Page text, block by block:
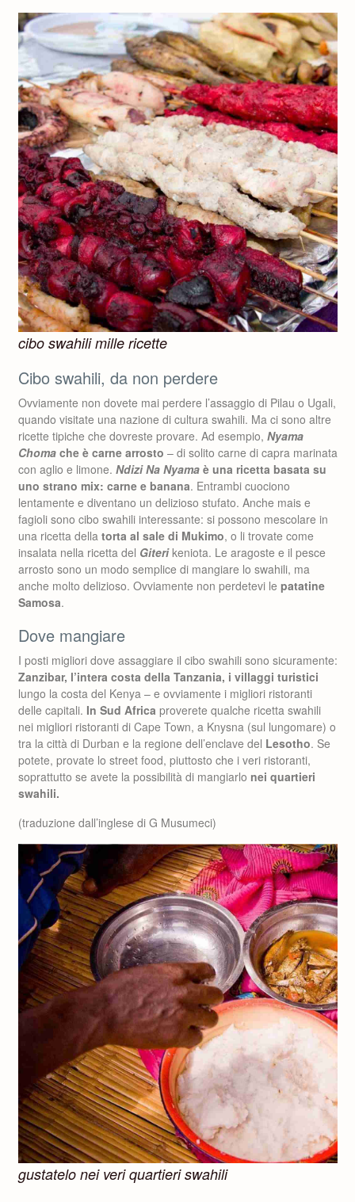
cibo swahili mille ricette
Cibo swahili, da non perdere
Ovviamente non dovete mai perdere l’assaggio di Pilau o Ugali,
quando visitate una nazione di cultura swahili. Ma ci sono altre
ricette tipiche che dovreste provare. Ad esempio, Nyama
Choma che è carne arrosto – di solito carne di capra marinata
con aglio e limone. Ndizi Na Nyama è una ricetta basata su
uno strano mix: carne e banana. Entrambi cuociono
lentamente e diventano un delizioso stufato. Anche mais e
fagioli sono cibo swahili interessante: si possono mescolare in
una ricetta della torta al sale di Mukimo, o li trovate come
insalata nella ricetta del Giteri keniota. Le aragoste e il pesce
arrosto sono un modo semplice di mangiare lo swahili, ma
anche molto delizioso. Ovviamente non perdetevi le patatine
Samosa.
Dove mangiare
I posti migliori dove assaggiare il cibo swahili sono sicuramente:
Zanzibar, l’intera costa della Tanzania, i villaggi turistici
lungo la costa del Kenya – e ovviamente i migliori ristoranti
delle capitali. In Sud Africa proverete qualche ricetta swahili
nei migliori ristoranti di Cape Town, a Knysna (sul lungomare) o
tra la città di Durban e la regione dell’enclave del Lesotho. Se
potete, provate lo street food, piuttosto che i veri ristoranti,
soprattutto se avete la possibilità di mangiarlo nei quartieri
swahili.
(traduzione dall’inglese di G Musumeci)
gustatelo nei veri quartieri swahili